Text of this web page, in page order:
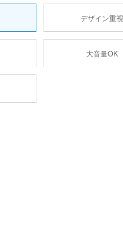
デザイン重視
大音量OK